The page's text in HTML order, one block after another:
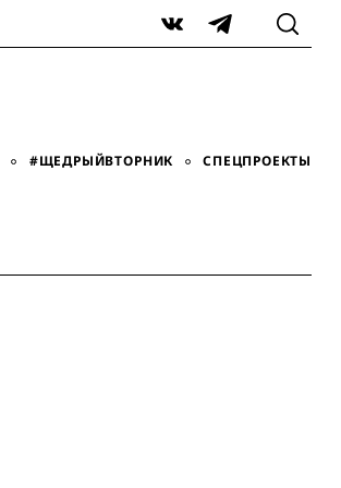
VK Telegram
#ЩЕДРЫЙВТОРНИК СПЕЦПРОЕКТЫ